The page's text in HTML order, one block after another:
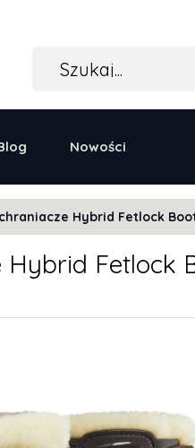
Nowości
Hybrid Fetlock
Hybrid Fetlock